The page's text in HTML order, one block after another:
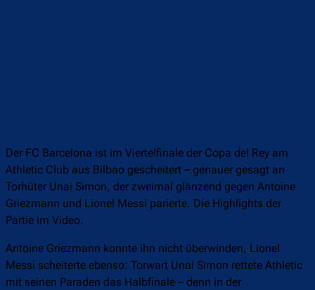
Der FC Barcelona ist im Viertelfinale der Copa del Rey am
Athletic Club aus Bilbao gescheitert – genauer gesagt an
Torhüter Unai Simon, der zweimal glänzend gegen Antoine
Griezmann und Lionel Messi parierte. Die Highlights der
Partie im Video.
Antoine Griezmann konnte ihn nicht überwinden, Lionel
Messi scheiterte ebenso: Torwart Unai Simon rettete Athletic
mit seinen Paraden das Halbfinale – denn in der